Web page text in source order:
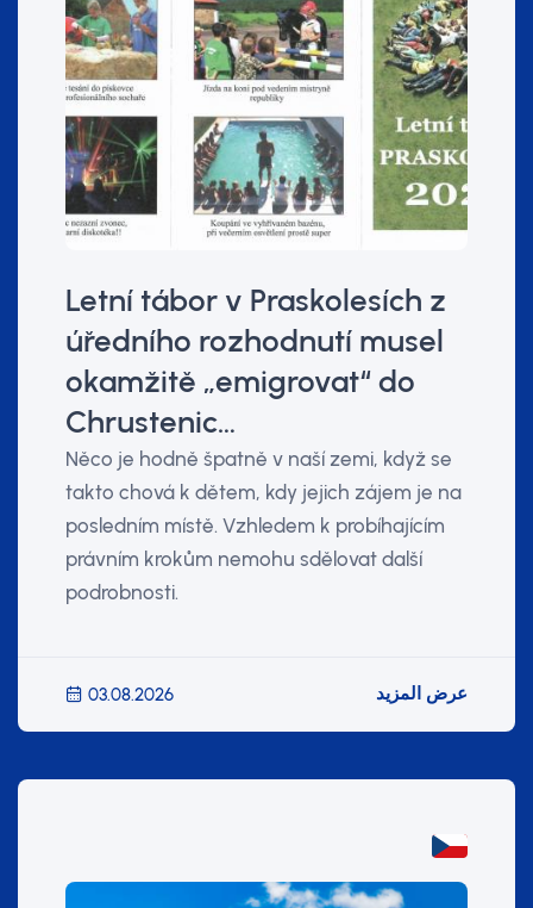
Letní tábor v Praskolesích z
úředního rozhodnutí musel
okamžitě „emigrovat“ do
Chrustenic…
Něco je hodně špatně v naší zemi, když se
takto chová k dětem, kdy jejich zájem je na
posledním místě. Vzhledem k probíhajícím
právním krokům nemohu sdělovat další
podrobnosti.
03.08.2026 عرض المزيد